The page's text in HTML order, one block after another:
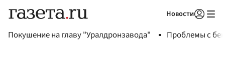
Новости
Покушение на главу "Уралдронзавода" Проблемы с